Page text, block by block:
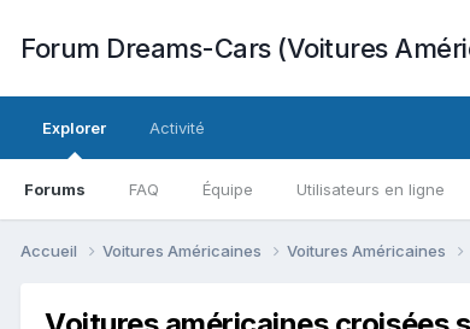
Forum Dreams-Cars (Voitures
Explorer
Forums FAQ Équipe Utilisateurs en ligne
Activité
Accueil Voitures Américaines Voitures Américaines